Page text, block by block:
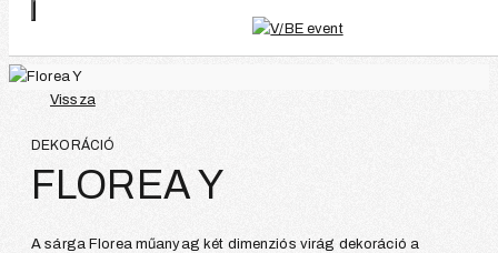
Vissza
DEKORÁCIÓ
FLOREA Y
A sárga Florea műanyag két dimenziós virág dekoráció a